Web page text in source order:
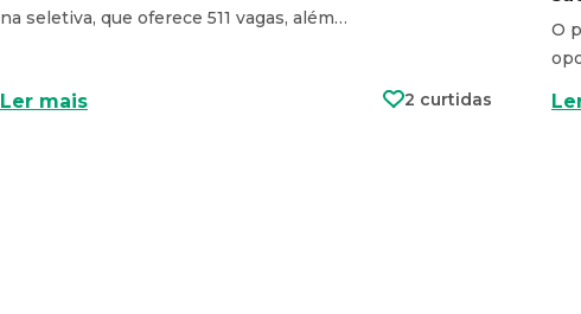
na seletiva, que oferece 511 vagas, além…
Ler mais 2 curtidas
O